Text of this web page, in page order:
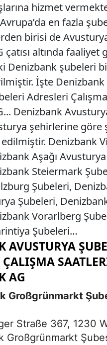
hizmet
en fazla
birisi de
çatısı altında faaliyet
Denizbank şubeleri
İşte Denizbank
Adresleri
Denizbank
şehirlerine göre
Denizbank
Aşağı Avusturya
Steiermark
Şubeleri,
Şubeleri,
Vorarlberg
Şubeleri…
AVUSTURYA
ÇALIŞMA
AG
Großgrünmarkt
Straße 367, 1230
Großgrünmarkt